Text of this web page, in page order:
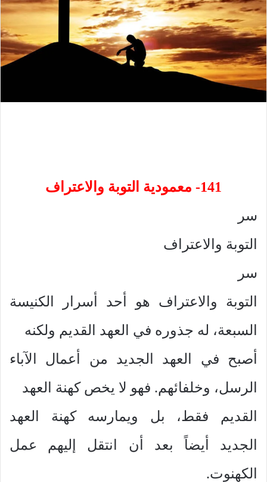
141- معمودية التوبة والاعتراف
سر
التوبة والاعتراف
سر
التوبة والاعتراف هو أحد أسرار الكنيسة
السبعة، له جذوره في العهد القديم ولكنه
أصبح في العهد الجديد من أعمال الآباء
الرسل، وخلفائهم. فهو لا يخص كهنة العهد
القديم فقط، بل ويمارسه كهنة العهد
الجديد أيضاً بعد أن انتقل إليهم عمل
الكهنوت.